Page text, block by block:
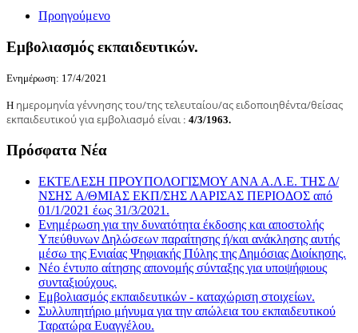
Προηγούμενο
Εμβολιασμός εκπαιδευτικών.
Ενημέρωση: 17/4/2021
Η ημερομηνία γέννησης του/της τελευταίου/ας ειδοποιηθέντα/θείσας
εκπαιδευτικού για εμβολιασμό είναι: 4/3/1963.
Πρόσφατα Νέα
ΕΚΤΕΛΕΣΗ ΠΡΟΥΠΟΛΟΓΙΣΜΟΥ ΑΝΑ Α.Λ.Ε. ΤΗΣ Δ/
ΝΣΗΣ A/ΘΜΙΑΣ ΕΚΠ/ΣΗΣ ΛΑΡΙΣΑΣ ΠΕΡΙΟΔΟΣ από
01/1/2021 έως 31/3/2021.
Ενημέρωση για την δυνατότητα έκδοσης και αποστολής
Υπεύθυνων Δηλώσεων παραίτησης ή/και ανάκλησης αυτής
μέσω της Ενιαίας Ψηφιακής Πύλης της Δημόσιας Διοίκησης.
Νέο έντυπο αίτησης απονομής σύνταξης για υποψήφιους
συνταξιούχους.
Εμβολιασμός εκπαιδευτικών - καταχώριση στοιχείων.
Συλλυπητήριο μήνυμα για την απώλεια του εκπαιδευτικού
Ταρατώρα Ευαγγέλου.